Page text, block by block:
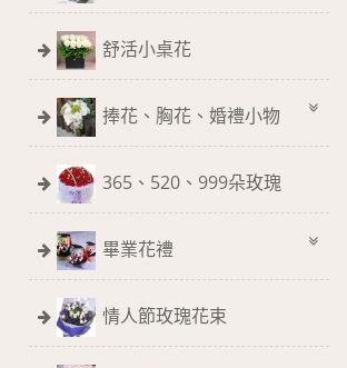
舒活小桌花
捧花、胸花、婚禮小物
365、520、999朵玫瑰
畢業花禮
情人節玫瑰花束